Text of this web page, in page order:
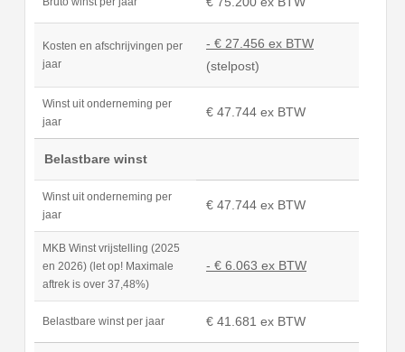
Bruto winst per jaar
Kosten en afschrijvingen per
jaar
- € 27.456 ex BTW
(stelpost)
Winst uit onderneming per
jaar
€ 47.744 ex BTW
Belastbare winst
Winst uit onderneming per
jaar
€ 47.744 ex BTW
MKB Winst vrijstelling (2025
en 2026) (let op! Maximale
aftrek is over 37,48%)
- € 6.063 ex BTW
Belastbare winst per jaar € 41.681 ex BTW